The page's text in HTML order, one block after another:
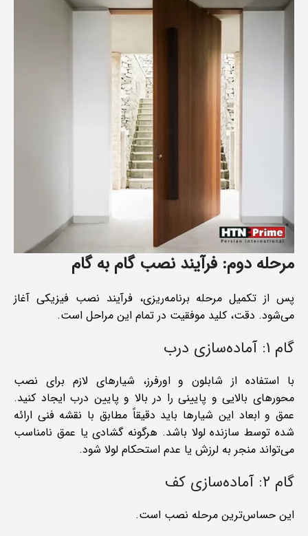
مرحله دوم: فرآیند نصب گام به گام
پس از تکمیل مرحله برنامه‌ریزی، فرآیند نصب فیزیکی آغاز
می‌شود. دقت، کلید موفقیت در تمام این مراحل است.
گام ۱: آماده‌سازی درب
با استفاده از شابلون و اورفرز، شیارهای لازم برای نصب
محورهای بالایی و پایینی را در بالا و پایین درب ایجاد کنید.
عمق و ابعاد این شیارها باید دقیقاً مطابق با نقشه فنی ارائه
شده توسط سازنده لولا باشد. هرگونه گشادی یا عمق نامناسب
می‌تواند منجر به لرزش یا عدم استحکام لولا شود.
گام ۲: آماده‌سازی کف
این حساس‌ترین مرحله نصب است.